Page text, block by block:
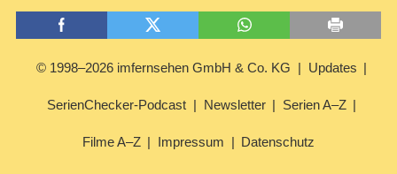
© 1998–2026 imfernsehen GmbH & Co. KG Updates
SerienChecker-Podcast Newsletter Serien A–Z
Filme A–Z Impressum Datenschutz